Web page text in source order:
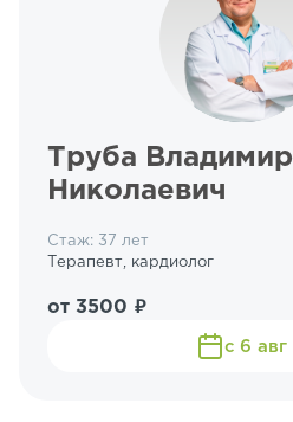
Труба Владимир
Николаевич
Стаж: 37 лет
Терапевт, кардиолог
от 3500 ₽
с 6 авг